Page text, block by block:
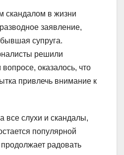
скандалом в жизни
заявление,
супруга.
решили
оказалось, что
привлечь внимание к
все слухи и скандалы,
популярной
продолжает радовать